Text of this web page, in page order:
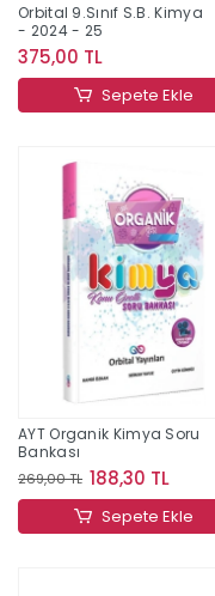
Orbital 9.Sınıf S.B. Kimya
- 2024 - 25
375,00 TL
Sepete Ekle
AYT Organik Kimya Soru
Bankası
269,00 TL 188,30 TL
Sepete Ekle